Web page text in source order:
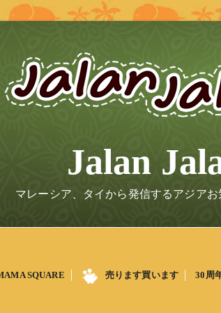
Jalan
マレーシア、タイから発信するアジアお
SQUARE 売ります買います 30周